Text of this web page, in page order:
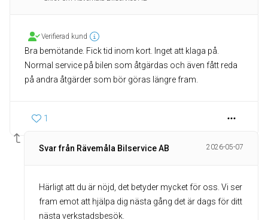
Verifierad kund
Bra bemötande. Fick tid inom kort. Inget att klaga på.
Normal service på bilen som åtgärdas och även fått reda
på andra åtgärder som bör göras längre fram.
1
Svar från Rävemåla Bilservice AB 2026-05-07
Härligt att du är nöjd, det betyder mycket för oss. Vi ser
fram emot att hjälpa dig nästa gång det är dags för ditt
nästa verkstadsbesök.